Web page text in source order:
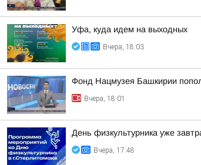
Уфа, куда идем на выходных
Вчера, 18:03
Фонд Нацмузея Башкирии
Вчера, 18:01
День физкультурника уже
Вчера, 17:48